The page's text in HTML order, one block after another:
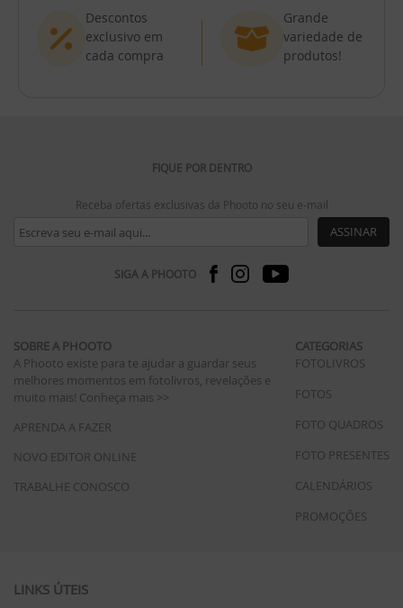
Descontos
exclusivo em
cada compra
Grande
variedade de
produtos!
FIQUE POR DENTRO
Receba ofertas exclusivas da Phooto no seu e-mail
ASSINAR
SIGA A PHOOTO
SOBRE A PHOOTO
A Phooto existe para te ajudar a guardar seus
melhores momentos em fotolivros, revelações e
muito mais! Conheça mais >>
APRENDA A FAZER
NOVO EDITOR ONLINE
TRABALHE CONOSCO
CATEGORIAS
FOTOLIVROS
FOTOS
FOTO QUADROS
FOTO PRESENTES
CALENDÁRIOS
PROMOÇÕES
LINKS ÚTEIS